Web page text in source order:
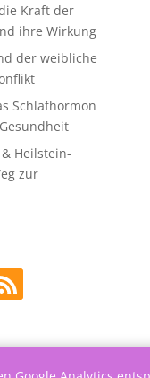
Kraft der
ihre Wirkung
der weibliche
Schlafhormon
& Heilstein-
zur